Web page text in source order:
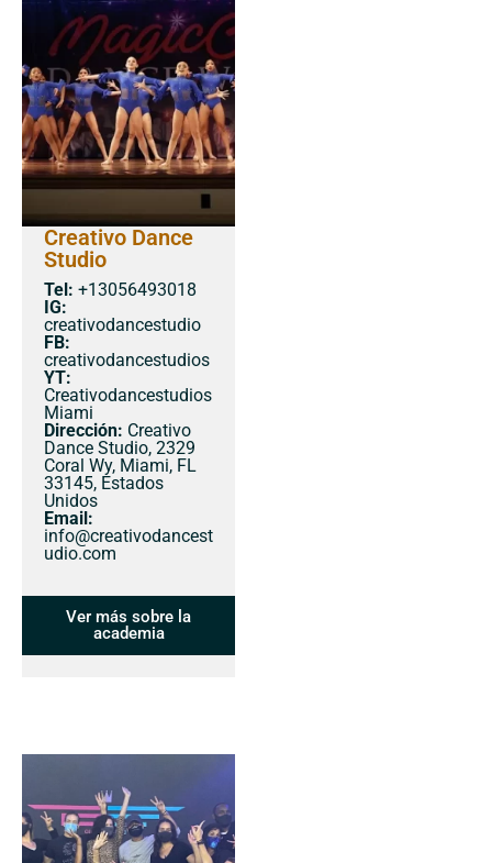
Creativo Dance
Studio
Tel: +13056493018
IG:
creativodancestudio
FB:
creativodancestudios
YT:
Creativodancestudios
Miami
Dirección: Creativo
Dance Studio, 2329
Coral Wy, Miami, FL
33145, Estados
Unidos
Email:
info@creativodancest
udio.com
Ver más sobre la
academia